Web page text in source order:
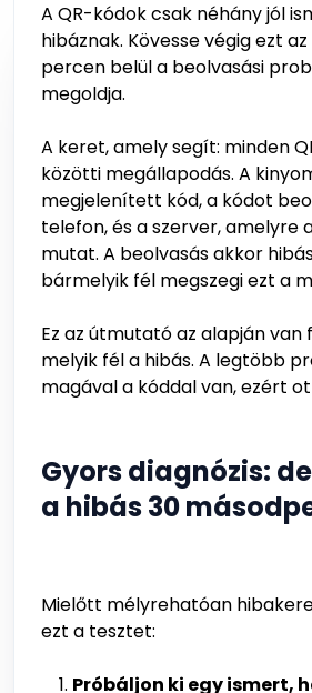
A QR-kódok csak néhány jól
hibáznak. Kövesse végig ezt
percen belül a beolvasási
megoldja.
A keret, amely segít: minden
közötti megállapodás. A
megjelenített kód, a kódot
telefon, és a szerver, amelyre
mutat. A beolvasás akkor
bármelyik fél megszegi ezt a
Ez az útmutató az alapján
melyik fél a hibás. A legtöbb
magával a kóddal van, ezért
Gyors diagnózis:
a hibás 30
Mielőtt mélyrehatóan
ezt a tesztet:
Próbáljon ki egy ismert,